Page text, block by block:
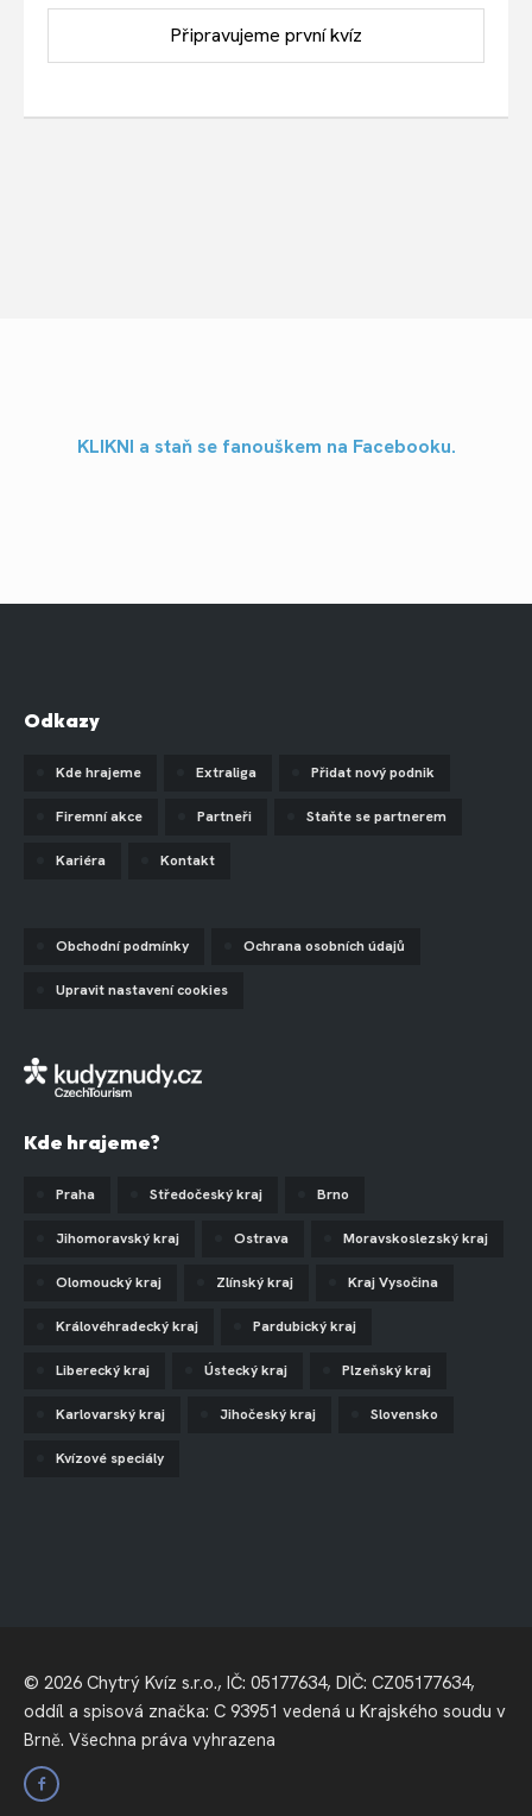
Připravujeme první kvíz
KLIKNI a staň se fanouškem na Facebooku.
Odkazy
Kde hrajeme Extraliga Přidat nový podnik
Firemní akce Partneři Staňte se partnerem
Kariéra Kontakt
Obchodní podmínky Ochrana osobních údajů
Upravit nastavení cookies
Kde hrajeme?
Praha Středočeský kraj Brno
Jihomoravský kraj Ostrava Moravskoslezský kraj
Olomoucký kraj Zlínský kraj Kraj Vysočina
Královéhradecký kraj Pardubický kraj
Liberecký kraj Ústecký kraj Plzeňský kraj
Karlovarský kraj Jihočeský kraj Slovensko
Kvízové speciály
© 2026 Chytrý Kvíz s.r.o., IČ: 05177634, DIČ: CZ05177634,
oddíl a spisová značka: C 93951 vedená u Krajského soudu v
Brně. Všechna práva vyhrazena